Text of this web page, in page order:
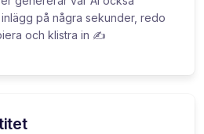
på några sekunder, redo
och klistra in ✍️